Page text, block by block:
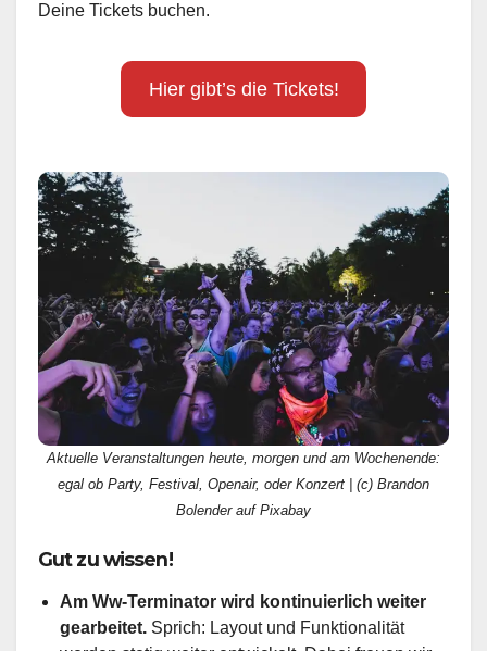
Deine Tickets buchen.
Hier gibt’s die Tickets!
Aktuelle Veranstaltungen heute, morgen und am Wochenende:
egal ob Party, Festival, Openair, oder Konzert | (c) Brandon
Bolender auf Pixabay
Gut zu wissen!
Am Ww-Terminator wird kontinuierlich weiter
gearbeitet. Sprich: Layout und Funktionalität